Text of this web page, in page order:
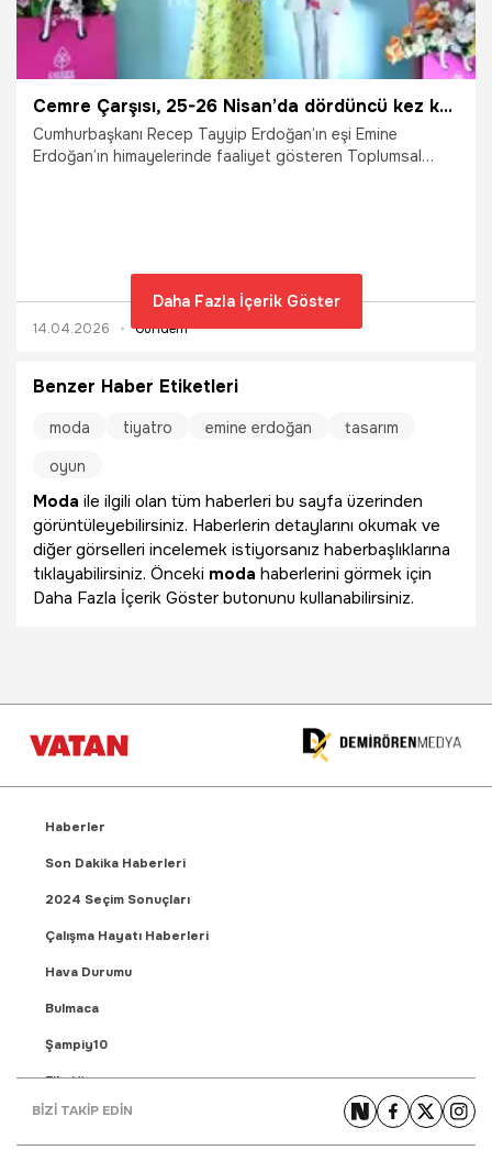
Cemre Çarşısı, 25-26 Nisan’da dördüncü kez kapılarını açıyor
Cumhurbaşkanı Recep Tayyip Erdoğan’ın eşi Emine
Erdoğan’ın himayelerinde faaliyet gösteren Toplumsal
14.04.2026 Gündem
Daha Fazla İçerik Göster
Benzer Haber Etiketleri
moda tiyatro emine erdoğan
tasarım
oyun
Moda ile ilgili olan tüm haberleri bu sayfa üzerinden
görüntüleyebilirsiniz. Haberlerin detaylarını okumak ve
diğer görselleri incelemek istiyorsanız haberbaşlıklarına
tıklayabilirsiniz. Önceki moda haberlerini görmek için
Daha Fazla İçerik Göster butonunu kullanabilirsiniz.
Haberler
Son Dakika Haberleri
2024 Seçim Sonuçları
Çalışma Hayatı Haberleri
Hava Durumu
Bulmaca
Şampiy10
Fikstür
Puan Durumu
BİZİ TAKİP EDİN